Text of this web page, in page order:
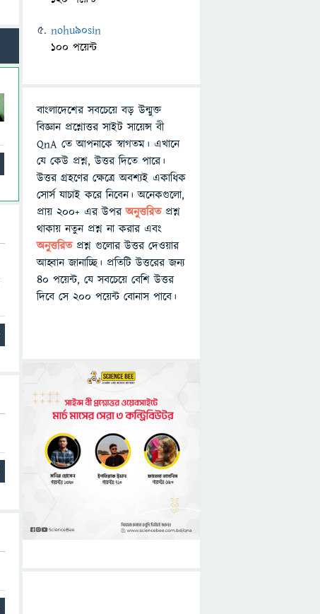
nohu90sin
100 পয়েন্ট
বাংলাদেশের সবচেয়ে বড় উন্মুক্ত
বিজ্ঞান প্রশ্নোত্তর সাইট সায়েন্স বী
QnA তে আপনাকে স্বাগতম। এখানে
যে কেউ প্রশ্ন, উত্তর দিতে পারে।
উত্তর গ্রহণের ক্ষেত্রে অবশ্যই একাধিক
সোর্স যাচাই করে নিবেন। অনেকগুলো,
প্রায় ২০০+ এর উপরঅনুত্তরিতপ্রশ্ন
থাকায় নতুন প্রশ্ন না করার এবং
অনুত্তরিত প্রশ্ন গুলোর উত্তর দেওয়ার
আহ্বান জানাচ্ছি। প্রতিটি উত্তরের জন্য
৪০ পয়েন্ট, যে সবচেয়ে বেশি উত্তর
দিবে সে ২০০ পয়েন্ট বোনাস পাবে।